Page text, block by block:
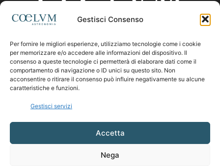
Gestisci Consenso
Per fornire le migliori esperienze, utilizziamo tecnologie come i cookie
per memorizzare e/o accedere alle informazioni del dispositivo. Il
consenso a queste tecnologie ci permetterà di elaborare dati come il
comportamento di navigazione o ID unici su questo sito. Non
acconsentire o ritirare il consenso può influire negativamente su alcune
caratteristiche e funzioni.
Gestisci servizi
Accetta
Nega
CHI SIAMO
Contattaci:coelumastro@coelum.com